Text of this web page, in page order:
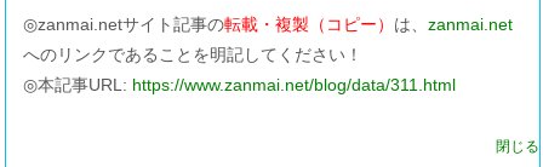
◎zanmai.netサイト記事の転載・複製（コピー） は、zanmai.net
へのリンクであることを明記してください！
◎本記事URL: https://www.zanmai.net/blog/data/311.html
閉じる